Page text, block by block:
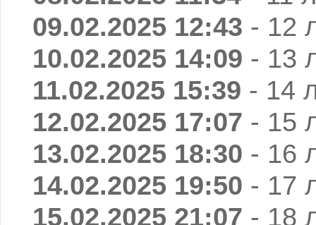
09.02.2025 12:43 - 12
10.02.2025 14:09 - 13
11.02.2025 15:39 - 14
12.02.2025 17:07 - 15
13.02.2025 18:30 - 16
14.02.2025 19:50 - 17
15.02.2025 21:07 - 18